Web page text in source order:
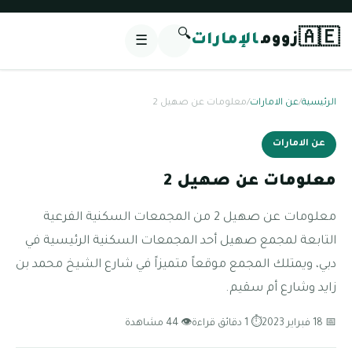
🇦🇪زوومالإمارات🔍
☰
الرئيسية/عن الامارات/معلومات عن صهيل 2
عن الامارات
معلومات عن صهيل 2
معلومات عن صهيل 2 من المجمعات السكنية الفرعية
التابعة لمجمع صهيل أحد المجمعات السكنية الرئيسية في
دبي، ويمتلك المجمع موقعاً متميزاً في شارع الشيخ محمد بن
زايد وشارع أم سقيم.
📅 18 فبراير 2023 ⏱ 1 دقائق قراءة 👁 44 مشاهدة